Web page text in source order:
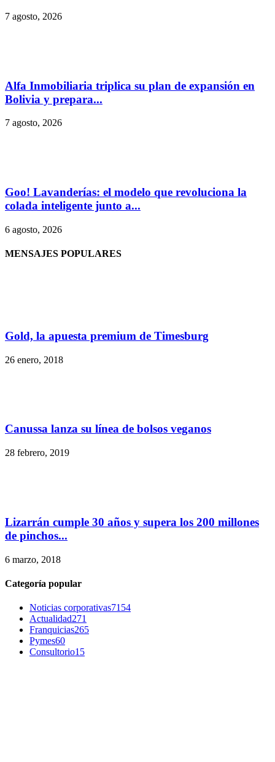
7 agosto, 2026
Alfa Inmobiliaria triplica su plan de expansión en
Bolivia y prepara...
7 agosto, 2026
Goo! Lavanderías: el modelo que revoluciona la
colada inteligente junto a...
6 agosto, 2026
MENSAJES POPULARES
Gold, la apuesta premium de Timesburg
26 enero, 2018
Canussa lanza su línea de bolsos veganos
28 febrero, 2019
Lizarrán cumple 30 años y supera los 200 millones
de pinchos...
6 marzo, 2018
Categoría popular
Noticias corporativas7154
Actualidad271
Franquicias265
Pymes60
Consultorio15